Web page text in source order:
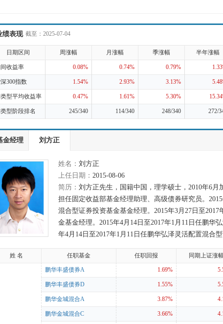
绩表现 截至：2025-07-04
日期区间 周涨幅 月涨幅 季涨幅 半年涨幅
收益率 0.08% 0.74% 0.79%
300指数 1.54% 2.93% 3.13%
类型平均收益率 0.47% 1.61% 5.30%
类型阶段排名 245/340 114/340 248/340 272/
金经理 刘方正
姓名： 刘方正
上任日期： 2015-08-06
简历： 刘方正先生，国籍中国，理学硕士，2010年6
担任固定收益部基金经理助理、高级债券研究员。
混合型证券投资基金基金经理。2015年3月27日至
金基金经理。2015年4月14日至2017年1月11日任鹏华
年4月14日至2017年1月11日任鹏华弘泽灵活配置混合
日至2017年1月11日任鹏华弘益灵活配置混合型证券投资基金基金经理。
型证券投资基金基金经理。2015年8月6日起任鹏华前海万科REITs封闭
日至2017年5月4日任鹏华弘实灵活配置混合型证券投资基金基金经理。
型证券投资基金基金经理。2016年3月10日起至2022年12月17日任鹏华
10日起至2023年12月20日任鹏华弘达灵活配置混合型证券投资基金基金经
配置混合型证券投资基金基金经理。自2016年9月27日至2022年8月20日
姓 名 任职基金 任职回报 同期上证涨
鹏华丰盛债券A 1.69%
鹏华丰盛债券D 1.55%
鹏华金城混合A 3.87%
鹏华金城混合C 3.66%